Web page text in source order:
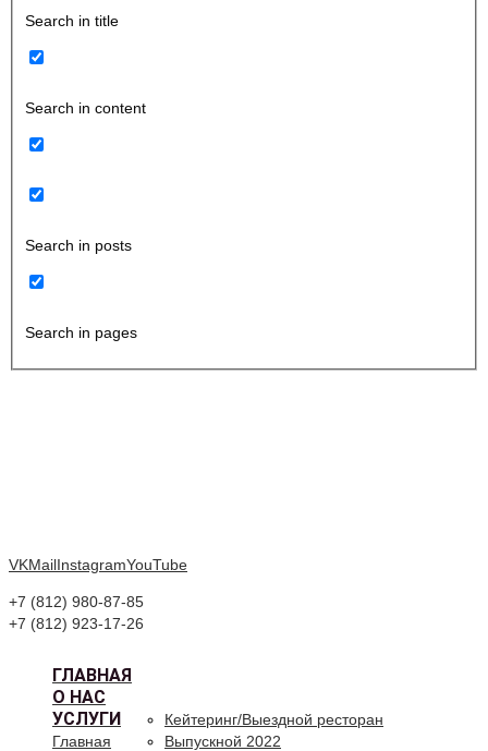
Search in title
Search in content
Search in posts
Search in pages
VKMailInstagramYouTube
+7 (812) 980-87-85
+7 (812) 923-17-26
ГЛАВНАЯ
О НАС
УСЛУГИ
Кейтеринг/Выездной ресторан
Выпускной 2022
Главная